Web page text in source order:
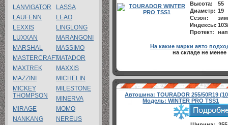
Высота:
55
Диаметр: 19
Сезон:
Индексы:
Протект:
На какие марки авто
на складе не менее
Автошина:TOURADOR 255/50R19
Модель:WINTER PRO TSS1
LANVIGATOR
LASSA
LAUFENN
LEAO
LEXXIS
LINGLONG
LUXXAN
MARANGONI
MARSHAL
MASSIMO
MASTERCRAFTMATADOR
MAXTREK
MAXXIS
MAZZINI
MICHELIN
MICKEY
THOMPSON
MILESTONE
MINERVA
MIRAGE
MOMO
NANKANG
NEREUS